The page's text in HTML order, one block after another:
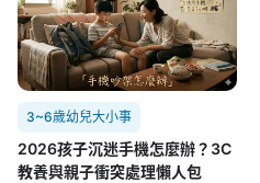
3~6歲幼兒大小事
2026孩子沉迷手機怎麼辦？3C
教養與親子衝突處理懶人包